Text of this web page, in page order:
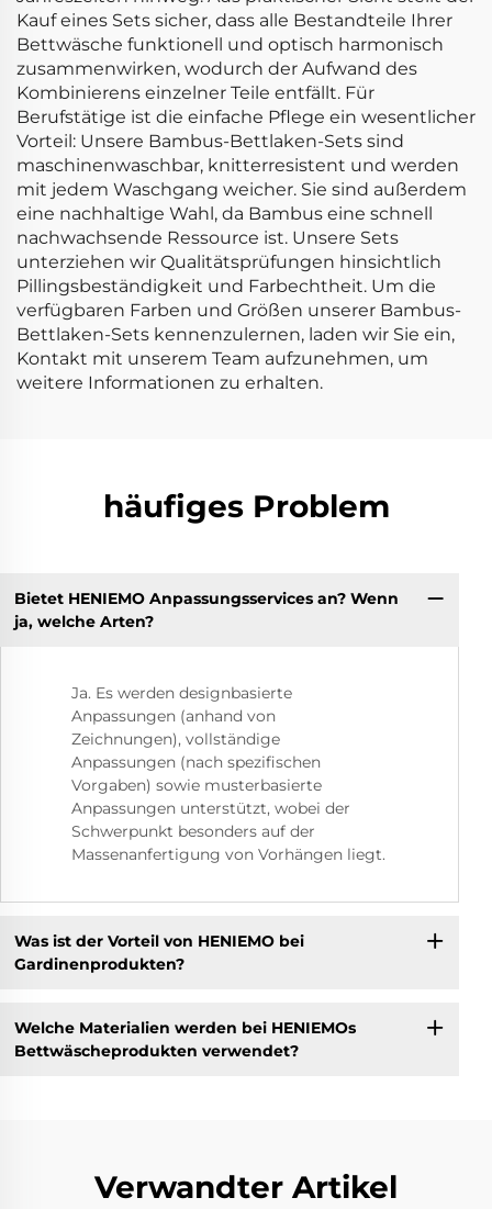
Kauf eines Sets sicher, dass alle Bestandteile Ihrer
Bettwäsche funktionell und optisch harmonisch
zusammenwirken, wodurch der Aufwand des
Kombinierens einzelner Teile entfällt. Für
Berufstätige ist die einfache Pflege ein wesentlicher
Vorteil: Unsere Bambus-Bettlaken-Sets sind
maschinenwaschbar, knitterresistent und werden
mit jedem Waschgang weicher. Sie sind außerdem
eine nachhaltige Wahl, da Bambus eine schnell
nachwachsende Ressource ist. Unsere Sets
unterziehen wir Qualitätsprüfungen hinsichtlich
Pillingsbeständigkeit und Farbechtheit. Um die
verfügbaren Farben und Größen unserer Bambus-
Bettlaken-Sets kennenzulernen, laden wir Sie ein,
Kontakt mit unserem Team aufzunehmen, um
weitere Informationen zu erhalten.
häufiges Problem
Bietet HENIEMO Anpassungsservices an? Wenn
ja, welche Arten?
Ja. Es werden designbasierte
Anpassungen (anhand von
Zeichnungen), vollständige
Anpassungen (nach spezifischen
Vorgaben) sowie musterbasierte
Anpassungen unterstützt, wobei der
Schwerpunkt besonders auf der
Massenanfertigung von Vorhängen liegt.
Was ist der Vorteil von HENIEMO bei
Gardinenprodukten?
Welche Materialien werden bei HENIEMOs
Bettwäscheprodukten verwendet?
Verwandter Artikel